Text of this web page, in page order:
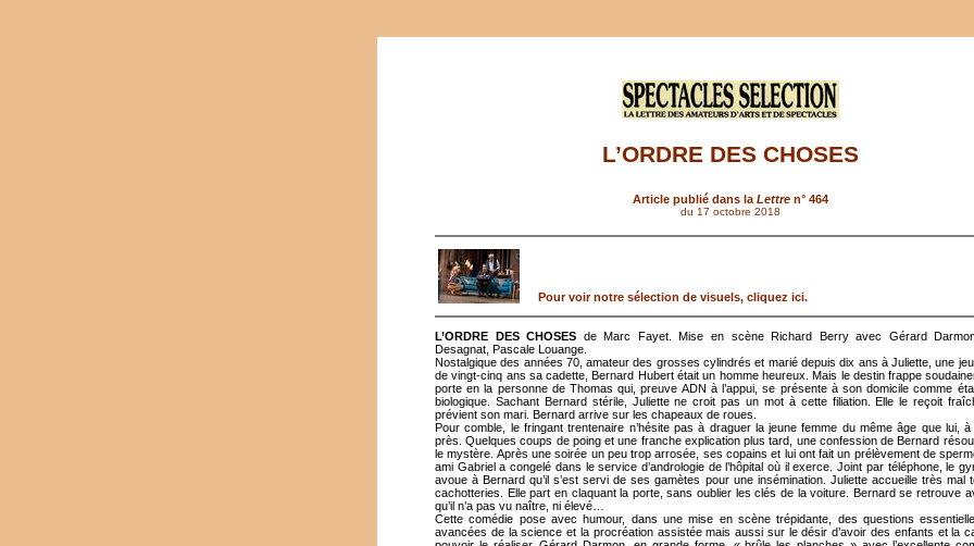
L’ORDRE DES CHOSES
Article publié dans la Lettre n° 464
du 17 octobre 2018
Pour voir notre sélection de visuels, cliquez ici.
L’ORDRE DES CHOSES de Marc Fayet. Mise en scène Richard Berry avec Gérard
Desagnat, Pascale Louange.
Nostalgique des années 70, amateur des grosses cylindrés et marié depuis dix ans à Juliette, une
de vingt-cinq ans sa cadette, Bernard Hubert était un homme heureux. Mais le destin frappe
porte en la personne de Thomas qui, preuve ADN à l’appui, se présente à son domicile comme
biologique. Sachant Bernard stérile, Juliette ne croit pas un mot à cette filiation. Elle le reçoit
prévient son mari. Bernard arrive sur les chapeaux de roues.
Pour comble, le fringant trentenaire n’hésite pas à draguer la jeune femme du même âge que lui,
près. Quelques coups de poing et une franche explication plus tard, une confession de Bernard
le mystère. Après une soirée un peu trop arrosée, ses copains et lui ont fait un prélèvement de
ami Gabriel a congelé dans le service d’andrologie de l’hôpital où il exerce. Joint par téléphone, le
avoue à Bernard qu’il s’est servi de ses gamètes pour une insémination. Juliette accueille très mal
cachotteries. Elle part en claquant la porte, sans oublier les clés de la voiture. Bernard se retrouve
qu’il n’a pas vu naître, ni élevé…
Cette comédie pose avec humour, dans une mise en scène trépidante, des questions
avancées de la science et la procréation assistée mais aussi sur le désir d’avoir des enfants et la